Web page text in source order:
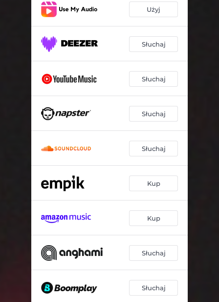
Użyj
Słuchaj
Słuchaj
Słuchaj
Słuchaj
Kup
Kup
Słuchaj
Słuchaj